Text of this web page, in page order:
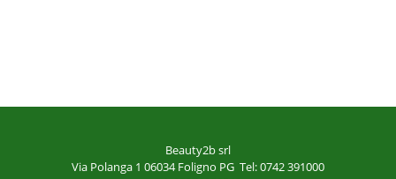
Beauty2b srl
Via Polanga 1 06034 Foligno PG Tel: 0742 391000